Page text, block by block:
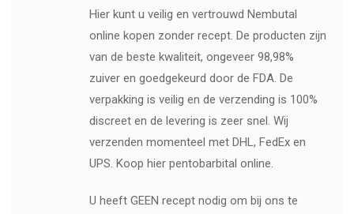
Hier kunt u veilig en vertrouwd Nembutal
online kopen zonder recept. De producten zijn
van de beste kwaliteit, ongeveer 98,98%
zuiver en goedgekeurd door de FDA. De
verpakking is veilig en de verzending is 100%
discreet en de levering is zeer snel. Wij
verzenden momenteel met DHL, FedEx en
UPS. Koop hier pentobarbital online.
U heeft GEEN recept nodig om bij ons te